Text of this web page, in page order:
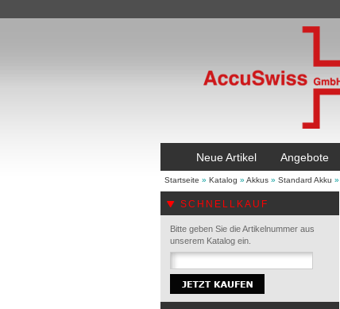
Neue Artikel Angebote
Startseite » Katalog » Akkus » Standard Akku »
SCHNELLKAUF
Bitte geben Sie die Artikelnummer aus
unserem Katalog ein.